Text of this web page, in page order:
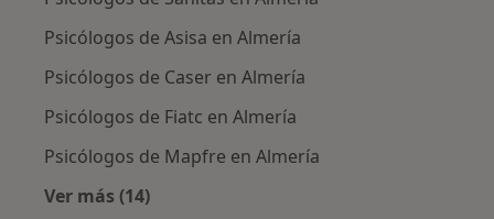
Psicólogos de Asisa en Almería
Psicólogos de Caser en Almería
Psicólogos de Fiatc en Almería
Psicólogos de Mapfre en Almería
Ver más (14)